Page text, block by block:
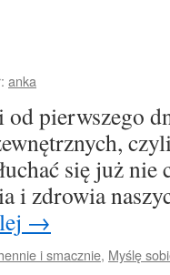
anka
pierwszego
się już nie
i zdrowia
→
i smacznie, Myślę